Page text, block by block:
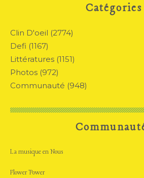
Catégories
Clin D'oeil (2774)
Defi (1167)
Littératures (1151)
Photos (972)
Communauté (948)
La musique en Nous
Flower Power